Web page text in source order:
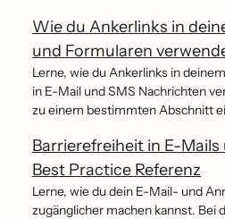
Wie du Ankerlinks in
und Formularen
Lerne, wie du Ankerlinks in
in E-Mail und SMS Nachrichten
zu einem bestimmten Abschnitt
Barrierefreiheit in E-
Best Practice Referenz
Lerne, wie du dein E-Mail- und
zugänglicher machen kannst. Bei